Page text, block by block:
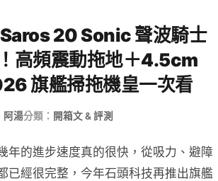
20 Sonic 聲波騎士
高頻震動拖地＋4.5cm
旗艦掃拖機皇一次看
阿湯分類： 開箱文 & 評測
年的進步速度真的很快，從吸力、避障
已經很完整，今年石頭科技再推出旗艦